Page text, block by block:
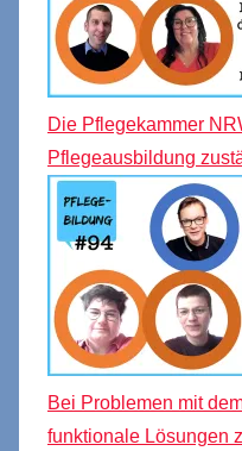
Die Pflegekammer
Pflegeausbildung
Bei Problemen mit
funktionale Lösungen